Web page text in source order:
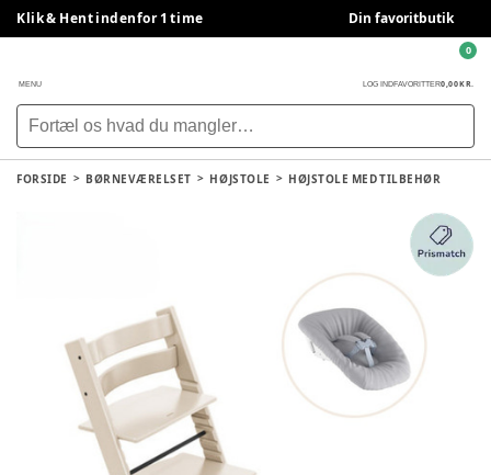
Klik & Hent indenfor 1 time Din favoritbutik
MENU LOG INDFAVORITTER0,00 KR.
0
FORSIDE BØRNEVÆRELSET HØJSTOLE HØJSTOLE MED TILBEHØR